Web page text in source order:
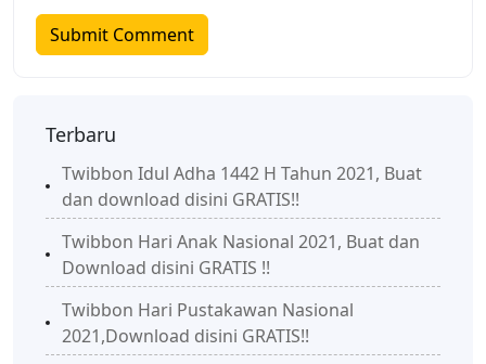
Terbaru
Twibbon Idul Adha 1442 H Tahun 2021, Buat
dan download disini GRATIS!!
Twibbon Hari Anak Nasional 2021, Buat dan
Download disini GRATIS !!
Twibbon Hari Pustakawan Nasional
2021,Download disini GRATIS!!